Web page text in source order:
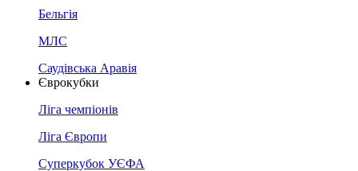
Бельгія
МЛС
Саудівська Аравія
Єврокубки
Ліга чемпіонів
Ліга Європи
Суперкубок УЄФА